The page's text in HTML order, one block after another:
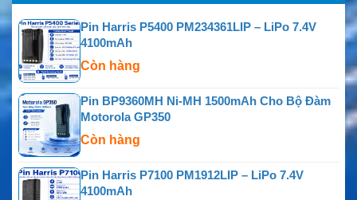
Pin Harris P5400 PM234361LIP – LiPo 7.4V
4100mAh
Còn hàng
Pin BP9360MH Ni-MH 1500mAh Cho Bộ Đàm
Motorola GP350
Còn hàng
Pin Harris P7100 PM1912LIP – LiPo 7.4V
4100mAh